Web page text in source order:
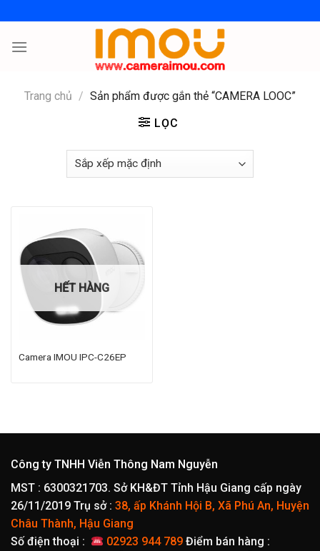
to
content
Trang chủ / Sản phẩm được gắn thẻ “CAMERA LOOC”
LỌC
HẾT HÀNG
Camera IMOU IPC-C26EP
Công ty TNHH Viễn Thông Nam Nguyễn
MST : 6300321703. Sở KH&ĐT Tỉnh Hậu Giang cấp ngày
26/11/2019 Trụ sở : 38, ấp Khánh Hội B, Xã Phú An, Huyện
Châu Thành, Hậu Giang
Số điện thoại :
02923 944 789 Điểm bán hàng :